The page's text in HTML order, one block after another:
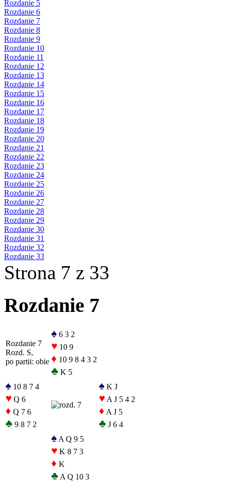
Rozdanie 5
Rozdanie 6
Rozdanie 7
Rozdanie 8
Rozdanie 9
Rozdanie 10
Rozdanie 11
Rozdanie 12
Rozdanie 13
Rozdanie 14
Rozdanie 15
Rozdanie 16
Rozdanie 17
Rozdanie 18
Rozdanie 19
Rozdanie 20
Rozdanie 21
Rozdanie 22
Rozdanie 23
Rozdanie 24
Rozdanie 25
Rozdanie 26
Rozdanie 27
Rozdanie 28
Rozdanie 29
Rozdanie 30
Rozdanie 31
Rozdanie 32
Rozdanie 33
Strona 7 z 33
Rozdanie 7
Rozdanie 7
Rozd. S,
po partii: obie
♠ 6 3 2
♥ 10 9
♦ 10 9 8 4 3 2
♣ K 5
♠ 10 8 7 4
♥ Q 6
♦ Q 7 6
♣ 9 8 7 2
♠ K J
♥ A J 5 4 2
♦ A J 5
♣ J 6 4
♠ A Q 9 5
♥ K 8 7 3
♦ K
♣ A Q 10 3